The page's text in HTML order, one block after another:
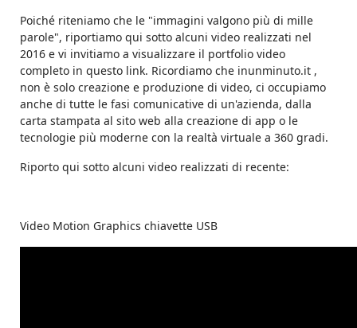
Poiché riteniamo che le "immagini valgono più di mille
parole", riportiamo qui sotto alcuni video realizzati nel
2016 e vi invitiamo a visualizzare il portfolio video
completo in questo link. Ricordiamo che inunminuto.it ,
non è solo creazione e produzione di video, ci occupiamo
anche di tutte le fasi comunicative di un'azienda, dalla
carta stampata al sito web alla creazione di app o le
tecnologie più moderne con la realtà virtuale a 360 gradi.
Riporto qui sotto alcuni video realizzati di recente:
Video Motion Graphics chiavette USB